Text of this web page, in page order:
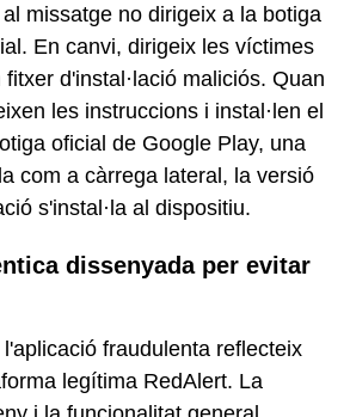
missatge no dirigeix a la botiga
En canvi, dirigeix les víctimes
d'instal·lació maliciós. Quan
les instruccions i instal·len el
oficial de Google Play, una
com a càrrega lateral, la versió
s'instal·la al dispositiu.
dissenyada per evitar
fraudulenta reflecteix
legítima RedAlert. La